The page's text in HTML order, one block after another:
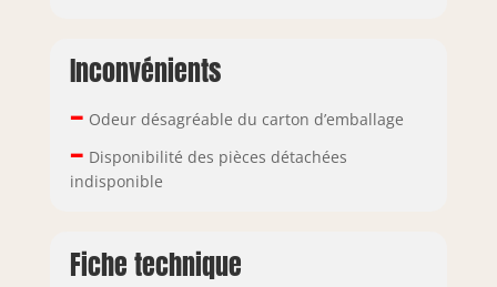
Inconvénients
– Odeur désagréable du carton d’emballage
– Disponibilité des pièces détachées
indisponible
Fiche technique